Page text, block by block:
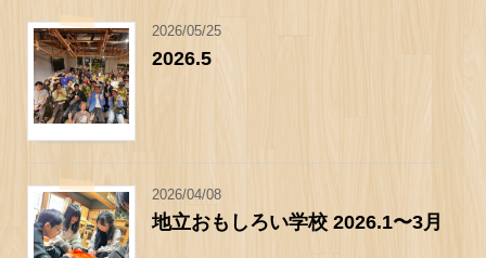
2026/05/25
2026.5
2026/04/08
地立おもしろい学校 2026.1〜3月